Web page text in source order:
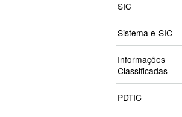
SIC
Sistema e-SIC
Informações
Classificadas
PDTIC